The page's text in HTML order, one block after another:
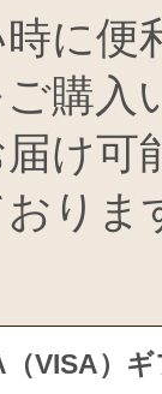
に便
ご購
け可
りま
VISA）